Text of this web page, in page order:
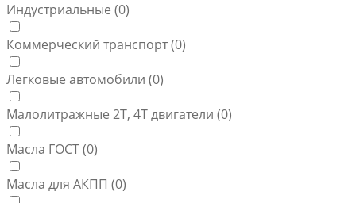
Индустриальные (0)
Коммерческий транспорт (0)
Легковые автомобили (0)
Малолитражные 2Т, 4Т двигатели (0)
Масла ГОСТ (0)
Масла для АКПП (0)